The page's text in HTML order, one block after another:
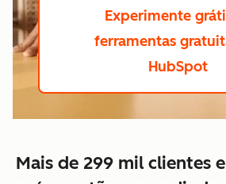
Experimente
ferramentas
HubSpot
Mais de 299 mil clientes